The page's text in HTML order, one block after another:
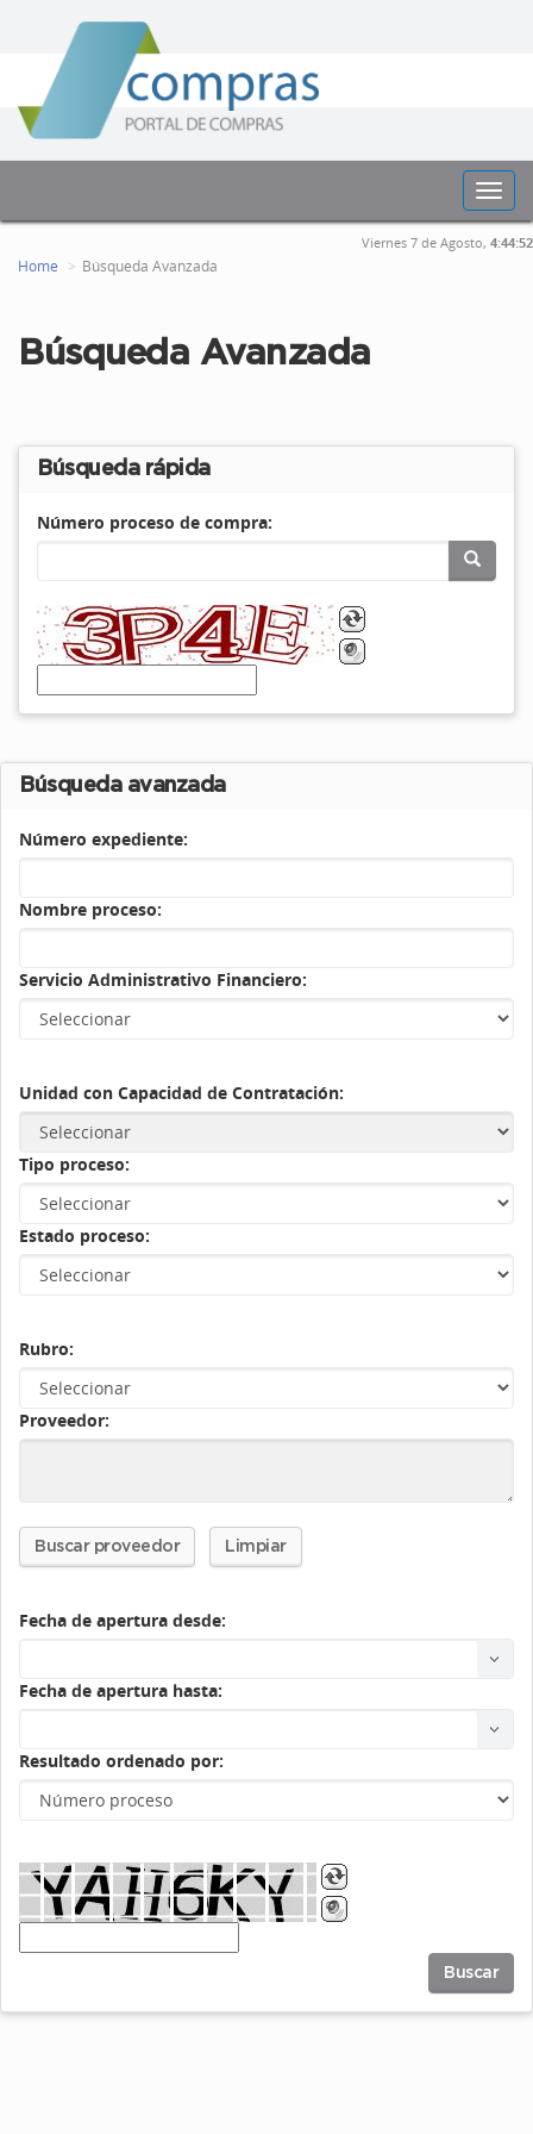
Viernes 7 de Agosto, 4:44:52
Home Búsqueda Avanzada
Búsqueda Avanzada
Búsqueda rápida
Número proceso de compra:
Búsqueda avanzada
Número expediente:
Nombre proceso:
Servicio Administrativo Financiero:
Unidad con Capacidad de Contratación:
Tipo proceso:
Estado proceso:
Rubro:
Proveedor:
Buscar proveedor Limpiar
Fecha de apertura desde:
Fecha de apertura hasta:
Resultado ordenado por:
Buscar